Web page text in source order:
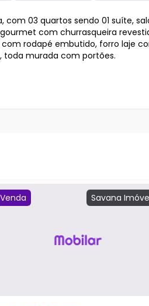
03 quartos sendo 01 suíte,
com churrasqueira
rodapé embutido, forro laje
toda murada com portões.
Venda Savana